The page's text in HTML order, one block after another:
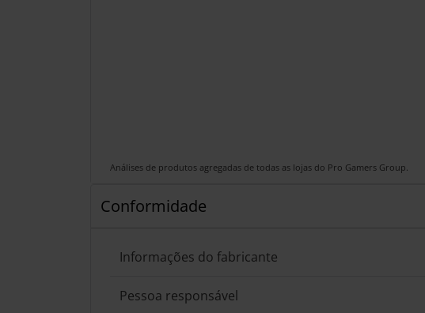
Análises de produtos agregadas de todas as lojas do Pro Gamers Group.
Conformidade
Informações do fabricante
Pessoa responsável